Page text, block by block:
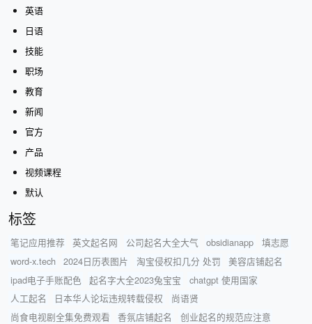
英语
日语
技能
职场
教育
新闻
官方
产品
视频课程
默认
标签
笔记应用推荐 英文起名网 公司起名大全大气 obsidianapp
填志愿
word-x.tech
2024日历表图片 淘宝侵权扣几分 处罚
美容店铺起名
ipad电子手账配色
起名字大全2023兔宝宝
chatgpt 使用国家
人工起名
日本华人论坛违规转载侵权
尚语贤
尚食电视剧全集免费观看
香氛店铺起名
创业起名的规范应注意